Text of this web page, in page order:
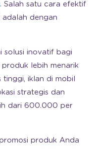
. Salah satu cara efektif
dengan
solusi inovatif bagi
lebih menarik
tinggi, iklan di mobil
strategis dan
dari 600.000 per
produk Anda